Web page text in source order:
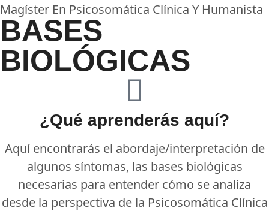
Magíster En Psicosomática Clínica Y Humanista
BASES
BIOLÓGICAS
¿Qué aprenderás aquí?
Aquí encontrarás el abordaje/interpretación de
algunos síntomas, las bases biológicas
necesarias para entender cómo se analiza
desde la perspectiva de la Psicosomática Clínica